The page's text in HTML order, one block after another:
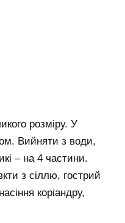
розміру. У
Вийняти з води,
– на 4 частини.
з сіллю, гострий
коріандру,